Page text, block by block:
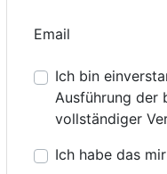
Email
Ich bin
Ausführung der
vollständiger
Ich habe das